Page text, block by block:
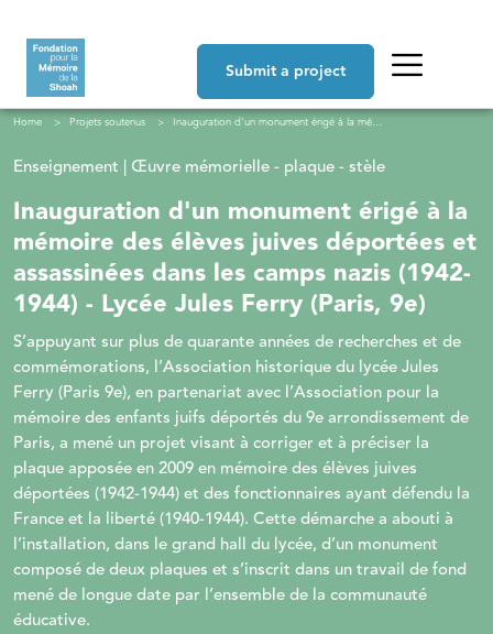
Submit a project
Breadcrumb
Home Projets soutenus Inauguration d'un monument érigé à la mémoire des élèves juives déportées et assassinées dans les camps nazis (1942-1944) - Lycée Jules Ferry (Paris, 9e)
Enseignement | Œuvre mémorielle - plaque - stèle
Inauguration d'un monument érigé à la
mémoire des élèves juives déportées et
assassinées dans les camps nazis (1942-
1944) - Lycée Jules Ferry (Paris, 9e)
S’appuyant sur plus de quarante années de recherches et de
commémorations, l’Association historique du lycée Jules
Ferry (Paris 9e), en partenariat avec l’Association pour la
mémoire des enfants juifs déportés du 9e arrondissement de
Paris, a mené un projet visant à corriger et à préciser la
plaque apposée en 2009 en mémoire des élèves juives
déportées (1942-1944) et des fonctionnaires ayant défendu la
France et la liberté (1940-1944). Cette démarche a abouti à
l’installation, dans le grand hall du lycée, d’un monument
composé de deux plaques et s’inscrit dans un travail de fond
mené de longue date par l’ensemble de la communauté
éducative.